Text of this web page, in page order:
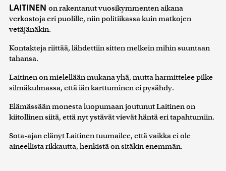
LAITINEN on rakentanut vuosikymmenten aikana
verkostoja eri puolille, niin politiikassa kuin matkojen
vetäjänäkin.
Kontakteja riittää, lähdettiin sitten melkein mihin suuntaan
tahansa.
Laitinen on mielellään mukana yhä, mutta harmittelee pilke
silmäkulmassa, että iän karttuminen ei pysähdy.
Elämässään monesta luopumaan joutunut Laitinen on
kiitollinen siitä, että nyt ystävät vievät häntä eri tapahtumiin.
Sota-ajan elänyt Laitinen tuumailee, että vaikka ei ole
aineellista rikkautta, henkistä on sitäkin enemmän.